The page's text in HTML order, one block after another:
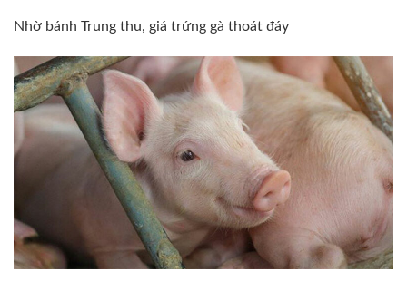
Nhờ bánh Trung thu, giá trứng gà thoát đáy